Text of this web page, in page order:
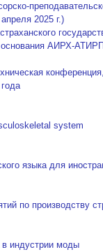
2025 г.)
АИРХ-
system
языка для
по производству
в индустрии моды